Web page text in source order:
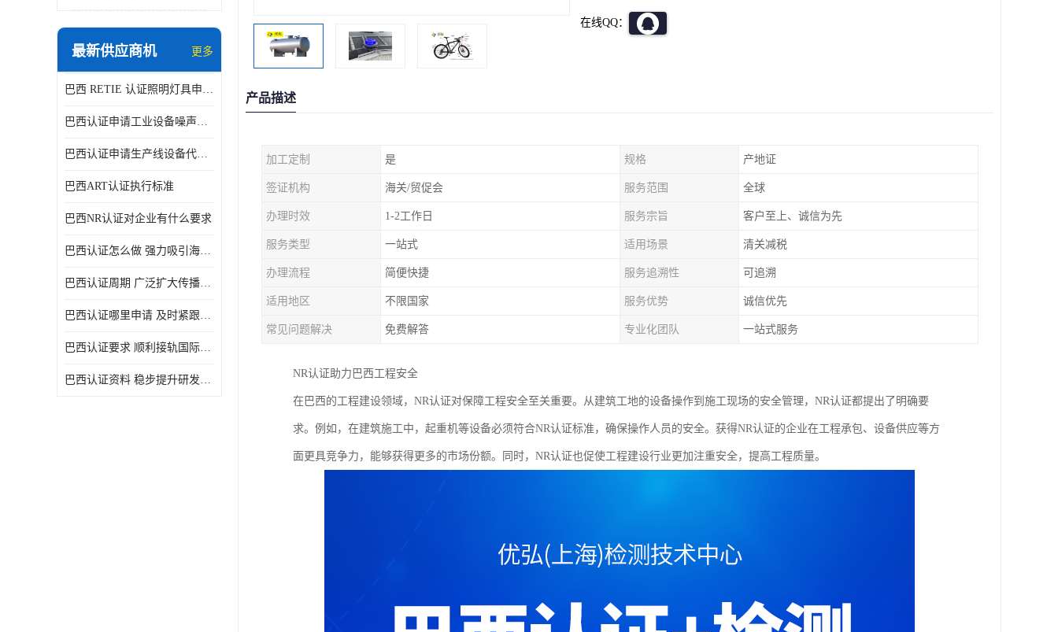
最新供应商机 更多
巴西 RETIE 认证照明灯具申请 RETIE 认证
巴西认证申请工业设备噪声控制认证规范
巴西认证申请生产线设备代理机构选择
巴西ART认证执行标准
巴西NR认证对企业有什么要求
巴西认证怎么做 强力吸引海外投资
巴西认证周期 广泛扩大传播范围
巴西认证哪里申请 及时紧跟法规变化
巴西认证要求 顺利接轨国际规范
巴西认证资料 稳步提升研发能力
在线QQ：
产品描述
加工定制 是 规格 产地证
签证机构 海关/贸促会 服务范围 全球
办理时效 1-2工作日 服务宗旨 客户至上、诚信为先
服务类型 一站式 适用场景 清关减税
办理流程 简便快捷 服务追溯性 可追溯
适用地区 不限国家 服务优势 诚信优先
常见问题解决 免费解答 专业化团队 一站式服务
NR认证助力巴西工程安全
在巴西的工程建设领域，NR认证对保障工程安全至关重要。从建筑工地的设备操作到施工现场的安全管理，NR认证都提出了明确要
求。例如，在建筑施工中，起重机等设备必须符合NR认证标准，确保操作人员的安全。获得NR认证的企业在工程承包、设备供应等方
面更具竞争力，能够获得更多的市场份额。同时，NR认证也促使工程建设行业更加注重安全，提高工程质量。